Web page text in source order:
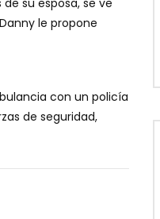
su esposa, se ve
le propone
con un policía
de seguridad,